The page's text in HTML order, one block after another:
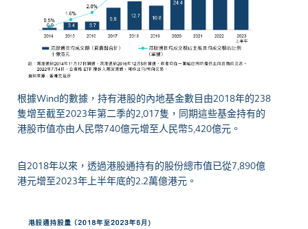
根據Wind的數據，持有港股的內地基金數目由2018年的238
隻增至截至2023年第二季的2,017隻，同期這些基金持有的
港股市值亦由人民幣740億元增至人民幣5,420億元。
自2018年以來，透過港股通持有的股份總市值已從7,890億
港元增至2023年上半年底的2.2萬億港元。